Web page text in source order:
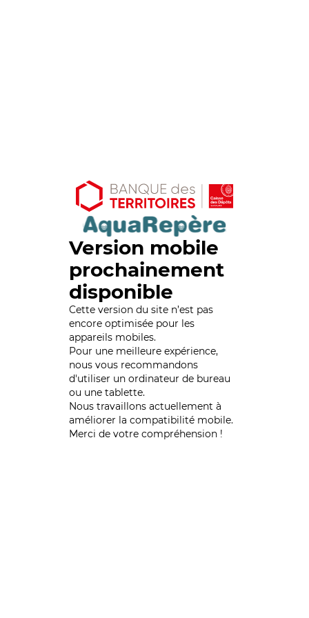
Version mobile
prochainement
disponible
Cette version du site n’est pas
encore optimisée pour les
appareils mobiles.
Pour une meilleure expérience,
nous vous recommandons
d'utiliser un ordinateur de bureau
ou une tablette.
Nous travaillons actuellement à
améliorer la compatibilité mobile.
Merci de votre compréhension !